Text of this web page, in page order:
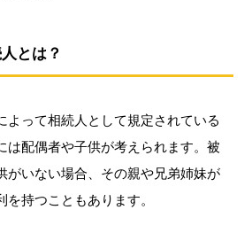
とは？
よって相続人として規定されている
は配偶者や子供が考えられます。被
がいない場合、その親や兄弟姉妹が
持つこともあります。